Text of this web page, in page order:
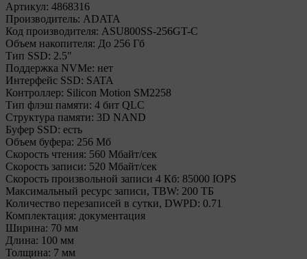
Артикул: 4868316
Производитель: ADATA
Код производителя: ASU800SS-256GT-C
Объем накопителя: До 256 Гб
Тип SSD: 2.5"
Поддержка NVMe: нет
Интерфейс SSD: SATA
Контроллер: Silicon Motion SM2258
Тип флэш памяти: 4 бит QLC
Структура памяти: 3D NAND
Буфер SSD: есть
Объем буфера: 256 Мб
Cкорость чтения: 560 Мбайт/сек
Cкорость записи: 520 Мбайт/сек
Скорость произвольной записи 4 Кб: 85000 IOPS
Максимальный ресурс записи, TBW: 200 ТБ
Количество перезаписей в сутки, DWPD: 0.71
Комплектация: документация
Ширина: 70 мм
Длина: 100 мм
Толщина: 7 мм